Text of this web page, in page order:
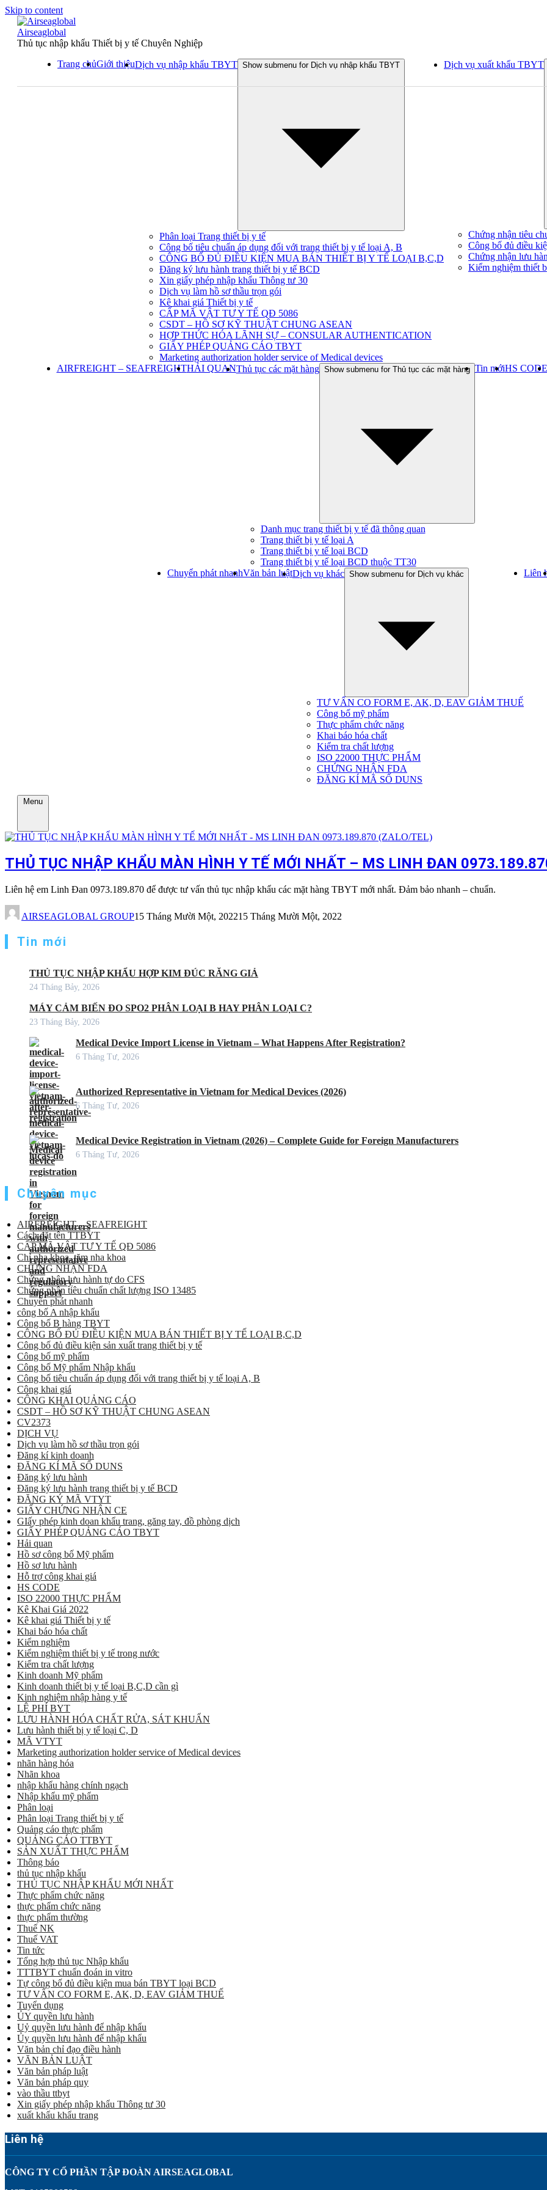
Skip to content
Airseaglobal
Thủ tục nhập khẩu Thiết bị y tế Chuyên Nghiệp
Trang chủGiới thiệuDịch vụ nhập khẩu TBYT Show submenu for Dịch vụ nhập khẩu TBYT
Phân loại Trang thiết bị y tế
Công bố tiêu chuẩn áp dụng đối với trang thiết bị y tế loại A, B
CÔNG BỐ ĐỦ ĐIỀU KIỆN MUA BÁN THIẾT BỊ Y TẾ LOẠI B,C,D
Đăng ký lưu hành trang thiết bị y tế BCD
Xin giấy phép nhập khẩu Thông tư 30
Dịch vụ làm hồ sơ thầu trọn gói
Kê khai giá Thiết bị y tế
CẤP MÃ VẬT TƯ Y TẾ QĐ 5086
CSDT – HỒ SƠ KỸ THUẬT CHUNG ASEAN
HỢP THỨC HÓA LÃNH SỰ – CONSULAR AUTHENTICATION
GIẤY PHÉP QUẢNG CÁO TBYT
Marketing authorization holder service of Medical devices
Dịch vụ xuất khẩu TBYT
Chứng nhận tiêu
Công bố đủ điều
Chứng nhận lưu
Kiểm nghiệm thiết
AIRFREIGHT – SEAFREIGHTHẢI QUANThủ tục các mặt hàng Show submenu for Thủ tục các mặt hàng
Danh mục trang thiết bị y tế đã thông quan
Trang thiết bị y tế loại A
Trang thiết bị y tế loại BCD
Trang thiết bị y tế loại BCD thuộc TT30
Tin mớiHS CODE
Chuyển phát nhanhVăn bản luậtDịch vụ khác Show submenu for Dịch vụ khác
TƯ VẤN CO FORM E, AK, D, EAV GIẢM THUẾ
Công bố mỹ phẩm
Thực phẩm chức năng
Khai báo hóa chất
Kiểm tra chất lượng
ISO 22000 THỰC PHẨM
CHỨNG NHẬN FDA
ĐĂNG KÍ MÃ SỐ DUNS
Liên
Menu
THỦ TỤC NHẬP KHẨU MÀN HÌNH Y TẾ MỚI NHẤT – MS LINH ĐAN
Liên hệ em Linh Đan 0973.189.870 để được tư vấn thủ tục nhập khẩu các mặt hàng TBYT mới nhất. Đảm bảo nhanh – chuẩn.
AIRSEAGLOBAL GROUP15 Tháng Mười Một, 202215 Tháng Mười Một, 2022
Tin mới
THỦ TỤC NHẬP KHẨU HỢP KIM ĐÚC RĂNG GIẢ
24 Tháng Bảy, 2026
MÁY CẢM BIẾN ĐO SPO2 PHÂN LOẠI B HAY PHÂN LOẠI C?
23 Tháng Bảy, 2026
Medical Device Import License in Vietnam – What Happens After Registration?
6 Tháng Tư, 2026
Authorized Representative in Vietnam for Medical Devices (2026)
6 Tháng Tư, 2026
Medical Device Registration in Vietnam (2026) – Complete Guide for Foreign Manufacturers
6 Tháng Tư, 2026
Chuyên mục
AIRFREIGHT – SEAFREIGHT
Cách đặt tên TTBYT
CẤP MÃ VẬT TƯ Y TẾ QĐ 5086
Chỉ nha khoa, tăm nha khoa
CHỨNG NHẬN FDA
Chứng nhận lưu hành tự do CFS
Chứng nhận tiêu chuẩn chất lượng ISO 13485
Chuyển phát nhanh
công bố A nhập khẩu
Công bố B hàng TBYT
CÔNG BỐ ĐỦ ĐIỀU KIỆN MUA BÁN THIẾT BỊ Y TẾ LOẠI B,C,D
Công bố đủ điều kiện sản xuất trang thiết bị y tế
Công bố mỹ phẩm
Công bố Mỹ phẩm Nhập khẩu
Công bố tiêu chuẩn áp dụng đối với trang thiết bị y tế loại A, B
Công khai giá
CÔNG KHAI QUẢNG CÁO
CSDT – HỒ SƠ KỸ THUẬT CHUNG ASEAN
CV2373
DỊCH VỤ
Dịch vụ làm hồ sơ thầu trọn gói
Đăng kí kinh doanh
ĐĂNG KÍ MÃ SỐ DUNS
Đăng ký lưu hành
Đăng ký lưu hành trang thiết bị y tế BCD
ĐĂNG KÝ MÃ VTYT
GIẤY CHỨNG NHẬN CE
GIấy phép kinh doan khẩu trang, găng tay, đồ phòng dịch
GIẤY PHÉP QUẢNG CÁO TBYT
Hải quan
Hồ sơ công bố Mỹ phẩm
Hồ sơ lưu hành
Hỗ trợ công khai giá
HS CODE
ISO 22000 THỰC PHẨM
Kê Khai Giá 2022
Kê khai giá Thiết bị y tế
Khai báo hóa chất
Kiểm nghiệm
Kiểm nghiệm thiết bị y tế trong nước
Kiểm tra chất lượng
Kinh doanh Mỹ phẩm
Kinh doanh thiết bị y tế loại B,C,D cần gì
Kinh nghiệm nhập hàng y tế
LỆ PHÍ BYT
LƯU HÀNH HÓA CHẤT RỬA, SÁT KHUẨN
Lưu hành thiết bị y tế loại C, D
MÃ VTYT
Marketing authorization holder service of Medical devices
nhãn hàng hóa
Nhãn khoa
nhập khẩu hàng chính ngạch
Nhập khẩu mỹ phẩm
Phân loại
Phân loại Trang thiết bị y tế
Quảng cáo thực phẩm
QUẢNG CÁO TTBYT
SẢN XUẤT THỰC PHẨM
Thông báo
thủ tục nhập khẩu
THỦ TỤC NHẬP KHẨU MỚI NHẤT
Thực phẩm chức năng
thực phẩm chức năng
thực phẩm thường
Thuế NK
Thuế VAT
Tin tức
Tổng hợp thủ tục Nhập khẩu
TTTBYT chuẩn đoán in vitro
Tự công bố đủ điều kiện mua bán TBYT loại BCD
TƯ VẤN CO FORM E, AK, D, EAV GIẢM THUẾ
Tuyển dụng
ỦY quyền lưu hành
Uỷ quyền lưu hành để nhập khẩu
Ủy quyền lưu hành để nhập khẩu
Văn bản chỉ đạo điều hành
VĂN BẢN LUẬT
Văn bản pháp luật
Văn bản pháp quy
vào thầu ttbyt
Xin giấy phép nhập khẩu Thông tư 30
xuất khẩu khẩu trang
Liên hệ
CÔNG TY CỔ PHẦN TẬP ĐOÀN AIRSEAGLOBAL